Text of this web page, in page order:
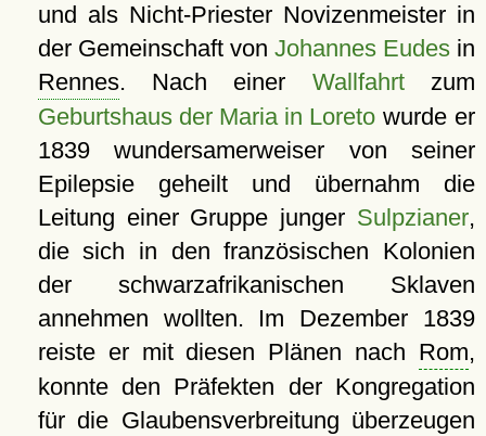
und als Nicht-Priester Novizenmeister in
der Gemeinschaft von Johannes Eudesin
Rennes. Nach einer Wallfahrtzum
Geburtshaus der Maria in Loretowurde er
1839 wundersamerweiser von seiner
Epilepsie geheilt und übernahm die
Leitung einer Gruppe junger Sulpzianer,
die sich in den französischen Kolonien
der schwarzafrikanischen Sklaven
annehmen wollten. Im Dezember 1839
reiste er mit diesen Plänen nach Rom,
konnte den Präfekten der Kongregation
für die Glaubensverbreitung überzeugen